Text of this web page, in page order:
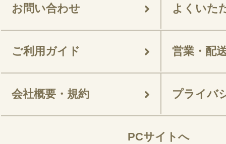
お問い合わせ よくいた
ご利用ガイド 営業・配
会社概要・規約 プライバ
PCサイトへ